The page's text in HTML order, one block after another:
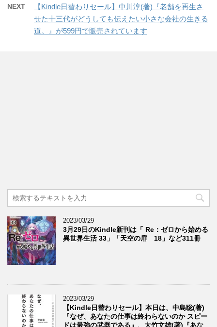
NEXT
【Kindle日替わりセール】中川淳(著)『老舗を再生さ
せた十三代がどうしても伝えたい小さな会社の生きる
道。』が599円で販売されています
2023/03/29
3月29日のKindle新刊は「 Re：ゼロから始める
異世界生活 33」「天空の扉 18」など311冊
2023/03/29
【Kindle日替わりセール】本日は、中島聡(著)
『なぜ、あなたの仕事は終わらないのか スピー
ドは最強の武器である』、大竹文雄(著)『あな